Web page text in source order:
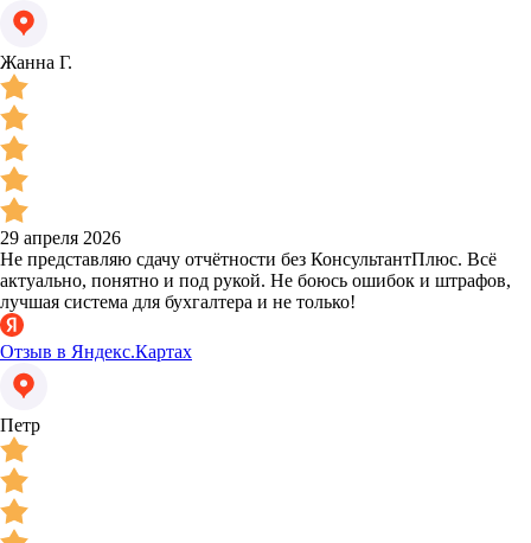
Жанна Г.
29 апреля 2026
Не представляю сдачу отчётности без КонсультантПлюс. Всё
актуально, понятно и под рукой. Не боюсь ошибок и штрафов,
лучшая система для бухгалтера и не только!
Отзыв в Яндекс.Картах
Петр